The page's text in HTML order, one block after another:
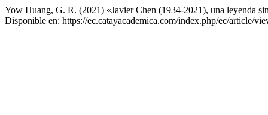
Yow Huang, G. R. (2021) «Javier Chen (1934-2021), una leyenda
Disponible en: https://ec.catayacademica.com/index.php/ec/article/